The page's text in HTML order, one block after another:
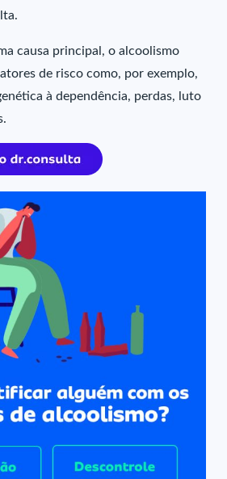
causa principal, o alcoolismo
de risco como, por exemplo,
à dependência, perdas, luto